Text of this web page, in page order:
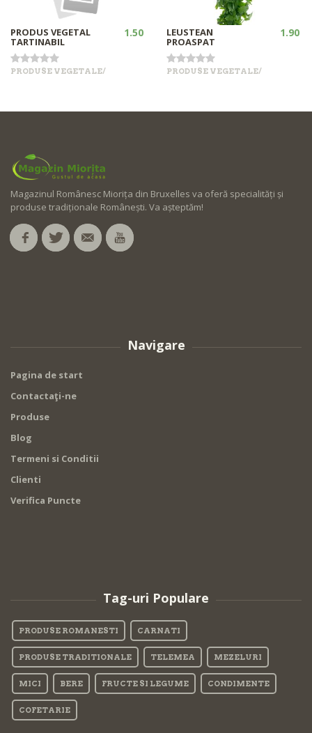
PRODUS VEGETAL
TARTINABIL
1.50
PRODUSE VEGETALE/ • In stock
LEUSTEAN
PROASPAT
1.90
PRODUSE VEGETALE/
Magazinul Românesc Miorița din Bruxelles va oferă specialități și
produse tradiționale Românești. Va așteptăm!
Navigare
Pagina de start
Contactaţi-ne
Produse
Blog
Termeni si Conditii
Clienti
Verifica Puncte
Tag-uri Populare
PRODUSE ROMANESTI CARNATI
PRODUSE TRADITIONALE TELEMEA MEZELURI
MICI BERE FRUCTE SI LEGUME CONDIMENTE
COFETARIE